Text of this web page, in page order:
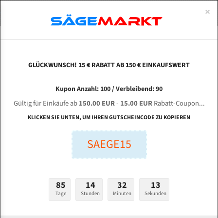
JULIHUANG GB 4038 für 4320 mm Bi-Metall
Bandsägeblätter
Länge (mm):
Stärken + Zahnteilung:
mm
ABOUTS
ENGLISH
Bi-Metall Meterware
Fleischerei Bandsägeblätter
Bandmesser Glatt Meterware
Konvex Meterware
×
GLÜCKWUNSCH! 15 € RABATT AB 150 € EINKAUFSWERT
Kupon Anzahl: 100 / Verbleibend: 90
Gültig für Einkäufe ab150.00 EUR- 15.00 EURRabatt-Coupon...
KLICKEN SIE UNTEN, UM IHREN GUTSCHEINCODE ZU KOPIEREN
SAEGE15
85
Tage
14
Stunden
32
Minuten
13
Sekunden